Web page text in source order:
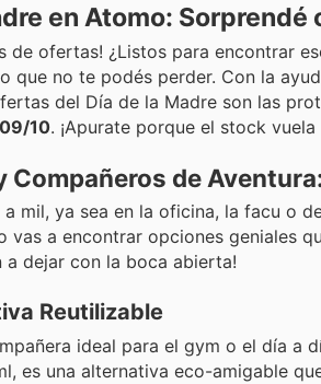
en Atomo:
de ofertas! ¿Listos para encontrar
que no te podés perder. Con la
del Día de la Madre son las
10. ¡Apurate porque el stock
Compañeros de
mil, ya sea en la oficina, la facu o
vas a encontrar opciones geniales
a dejar con la boca abierta!
Reutilizable
ideal para el gym o el día a
es una alternativa eco-amigable